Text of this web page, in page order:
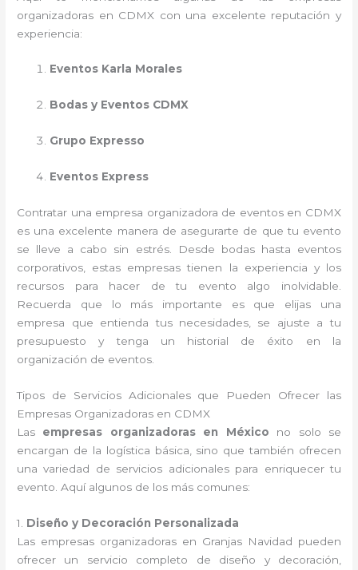
organizadoras en CDMX con una excelente reputación y
experiencia:
Eventos Karla Morales
Bodas y Eventos CDMX
Grupo Expresso
Eventos Express
Contratar una empresa organizadora de eventos en CDMX
es una excelente manera de asegurarte de que tu evento
se lleve a cabo sin estrés. Desde bodas hasta eventos
corporativos, estas empresas tienen la experiencia y los
recursos para hacer de tu evento algo inolvidable.
Recuerda que lo más importante es que elijas una
empresa que entienda tus necesidades, se ajuste a tu
presupuesto y tenga un historial de éxito en la
organización de eventos.
Tipos de Servicios Adicionales que Pueden Ofrecer las
Empresas Organizadoras en CDMX
Las empresas organizadoras en México no solo se
encargan de la logística básica, sino que también ofrecen
una variedad de servicios adicionales para enriquecer tu
evento. Aquí algunos de los más comunes:
1. Diseño y Decoración Personalizada
Las empresas organizadoras en Granjas Navidad pueden
ofrecer un servicio completo de diseño y decoración,